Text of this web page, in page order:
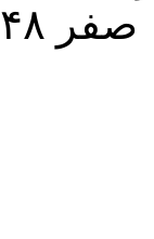
۲۵ صفر ۱۴۴۸هجری قمری